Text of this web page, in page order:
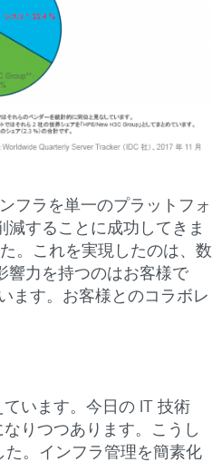
フラを単一のプラットフォ
することに成功してきま
。これを実現したのは、数
響力を持つのはお客様で
ます。お客様とのコラボレ
います。今日の IT 技術
りつつあります。こうし
た。インフラ管理を簡素化